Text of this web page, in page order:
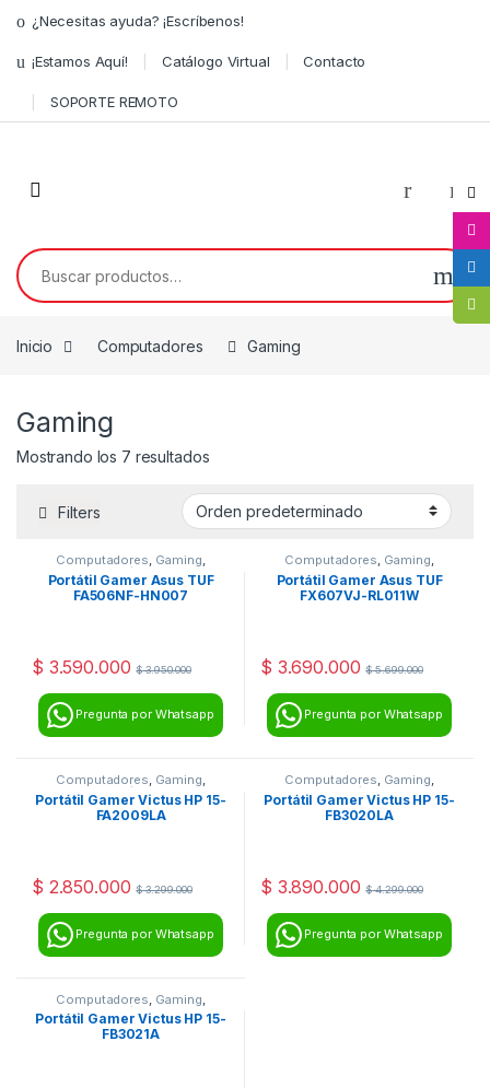
¿Necesitas ayuda? ¡Escríbenos!
¡Estamos Aquí! Catálogo Virtual Contacto
SOPORTE REMOTO
Inicio Computadores Gaming
Gaming
Mostrando los 7 resultados
Filters
Computadores, Gaming,
Portátiles
Portátil Gamer Asus TUF
FA506NF-HN007
$ 3.590.000 $3.950.000
Pregunta por Whatsapp
Computadores, Gaming,
Portátiles
Portátil Gamer Asus TUF
FX607VJ-RL011W
$ 3.690.000 $5.699.000
Pregunta por Whatsapp
Computadores, Gaming,
Portátiles
Portátil Gamer Victus HP 15-
FA2009LA
$ 2.850.000 $3.299.000
Pregunta por Whatsapp
Computadores, Gaming,
Portátiles
Portátil Gamer Victus HP 15-
FB3020LA
$ 3.890.000 $4.299.000
Pregunta por Whatsapp
Computadores Gaming
Portátiles
Portátil Gamer Victus HP 15-
FB3021A